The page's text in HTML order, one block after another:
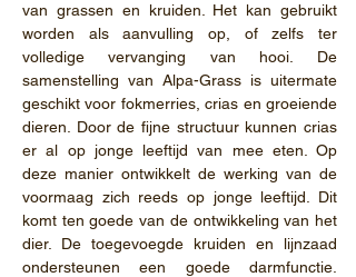
van grassen en kruiden. Het kan gebruikt
worden als aanvulling op, of zelfs ter
volledige vervanging van hooi. De
samenstelling van Alpa-Grass is uitermate
geschikt voor fokmerries, crias en groeiende
dieren. Door de fijne structuur kunnen crias
er al op jonge leeftijd van mee eten. Op
deze manier ontwikkelt de werking van de
voormaag zich reeds op jonge leeftijd. Dit
komt ten goede van de ontwikkeling van het
dier. De toegevoegde kruiden en lijnzaad
ondersteunen een goede darmfunctie.